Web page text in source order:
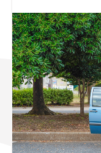
Campaign
人気のハッシュタグ
スズキ ジムニー｜
マツダ｜Mazda